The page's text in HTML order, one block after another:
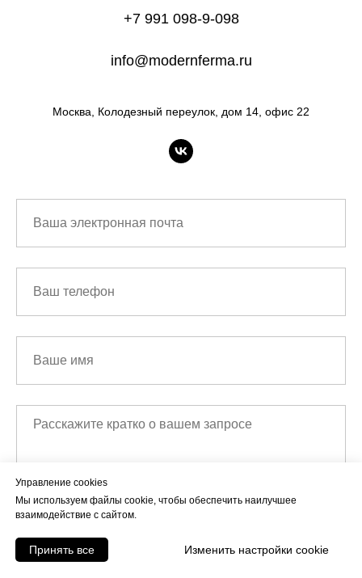
+7 991 098-9-098
info@modernferma.ru
Москва, Колодезный переулок, дом 14, офис 22
Управление cookies
Мы используем файлы cookie, чтобы обеспечить наилучшее
взаимодействие с сайтом.
Принять все Изменить настройки cookie